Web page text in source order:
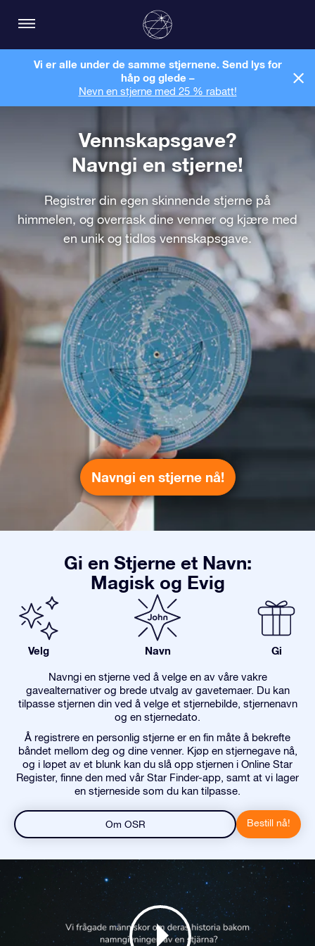
Vi er alle under de samme stjernene. Send lys for
håp og glede –
Nevn en stjerne med 25 % rabatt!
Vennskapsgave?
Navngi en stjerne!
Registrer din egen skinnende stjerne på
himmelen, og overrask dine venner og kjære med
en unik og tidløs vennskapsgave.
Navngi en stjerne nå!
Gi en Stjerne et Navn:
Magisk og Evig
Velg Navn Gi
Navngi en stjerne ved å velge en av våre vakre
gavealternativer og brede utvalg av gavetemaer. Du kan
tilpasse stjernen din ved å velge et stjernebilde, stjernenavn
og en stjernedato.
Å registrere en personlig stjerne er en fin måte å bekrefte
båndet mellom deg og dine venner. Kjøp en stjernegave nå,
og i løpet av et blunk kan du slå opp stjernen i Online Star
Register, finne den med vår Star Finder-app, samt at vi lager
en stjerneside som du kan tilpasse.
Om OSR Bestill nå!